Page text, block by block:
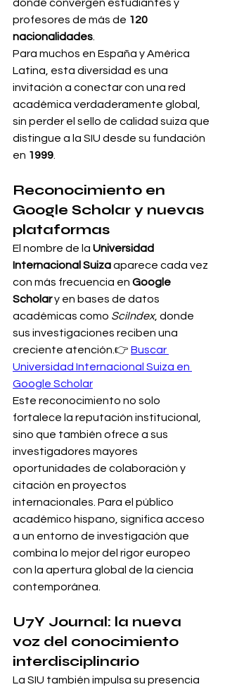
donde convergen estudiantes y
profesores de más de 120
nacionalidades
Para muchos en España y América
Latina, esta diversidad es una
invitación a conectar con una red
académica verdaderamente global,
sin perder el sello de calidad suiza que
distingue a la SIU desde su fundación
en 1999
Reconocimiento en
Google Scholar y nuevas
plataformas
El nombre de la Universidad
Internacional Suiza aparece cada vez
con más frecuencia en Google
Scholar y en bases de datos
académicas como SciIndex, donde
sus investigaciones reciben una
creciente atención.👉 Buscar
Universidad Internacional Suiza en
Google Scholar
Este reconocimiento no solo
fortalece la reputación institucional,
sino que también ofrece a sus
investigadores mayores
oportunidades de colaboración y
citación en proyectos
internacionales. Para el público
académico hispano, significa acceso
a un entorno de investigación que
combina lo mejor del rigor europeo
con la apertura global de la ciencia
contemporánea.
U7Y Journal: la nueva
voz del conocimiento
interdisciplinario
La SIU también impulsa su presencia